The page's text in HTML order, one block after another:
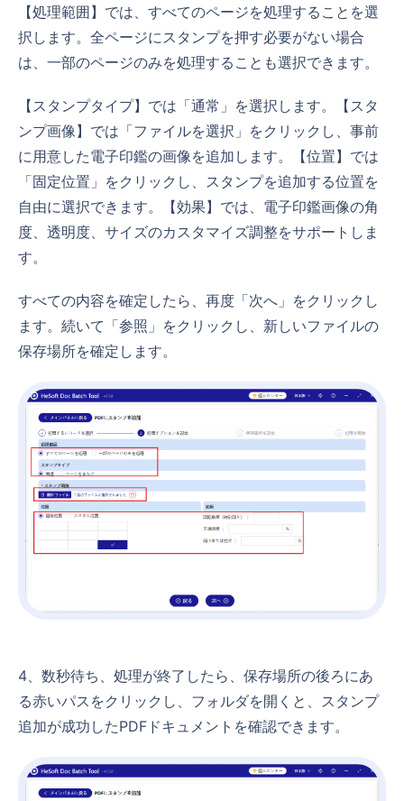
【処理範囲】では、すべてのページを処理することを選
択します。全ページにスタンプを押す必要がない場合
は、一部のページのみを処理することも選択できます。
【スタンプタイプ】では「通常」を選択します。【スタ
ンプ画像】では「ファイルを選択」をクリックし、事前
に用意した電子印鑑の画像を追加します。【位置】では
「固定位置」をクリックし、スタンプを追加する位置を
自由に選択できます。【効果】では、電子印鑑画像の角
度、透明度、サイズのカスタマイズ調整をサポートしま
す。
すべての内容を確定したら、再度「次へ」をクリックし
ます。続いて「参照」をクリックし、新しいファイルの
保存場所を確定します。
4、数秒待ち、処理が終了したら、保存場所の後ろにあ
る赤いパスをクリックし、フォルダを開くと、スタンプ
追加が成功したPDFドキュメントを確認できます。